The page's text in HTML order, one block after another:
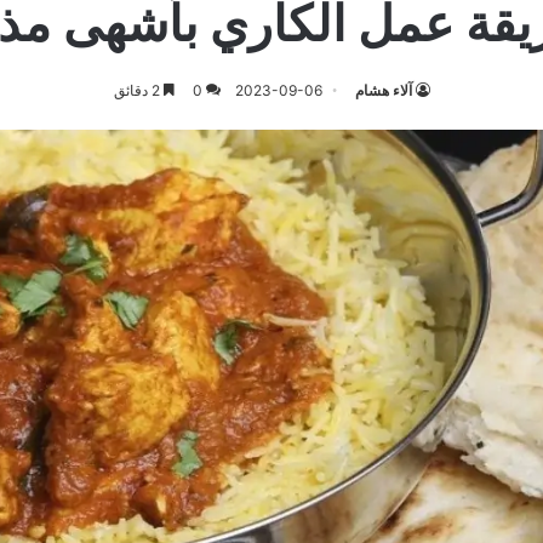
عمل الكاري بأشهى
آلاء هشام 2023-09-06
0 2 دقائق